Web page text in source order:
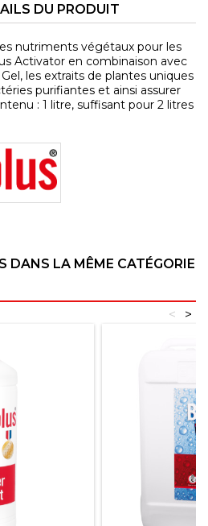
DU PRODUIT
nutriments végétaux pour les
Activator en combinaison avec
les extraits de plantes uniques
purifiantes et ainsi assurer
: 1 litre, suffisant pour 2 litres
DANS LA MÊME CATÉGORIE
>
<